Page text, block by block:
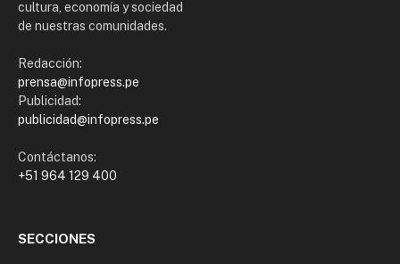
cultura, economía y sociedad
de nuestras comunidades.
Redacción:
prensa@infopress.pe
Publicidad:
publicidad@infopress.pe
Contáctanos:
+51 964 129 400
SECCIONES